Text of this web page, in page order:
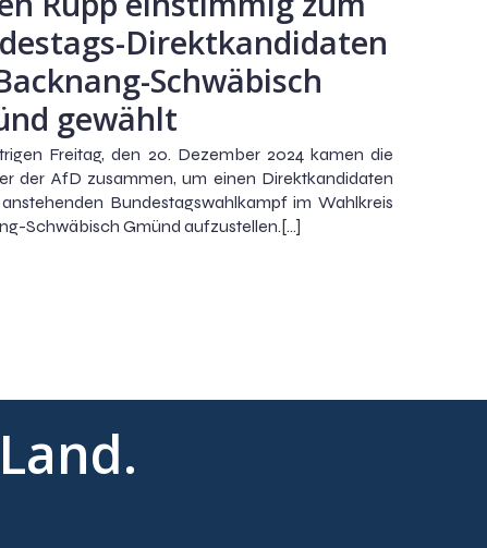
Direktkandidaten
Schwäbisch
gewählt
Freitag, den 20. Dezember 2024 kamen die
der AfD zusammen, um einen Direktkandidaten
Bundestagswahlkampf im Wahlkreis
Schwäbisch Gmünd aufzustellen.[…]